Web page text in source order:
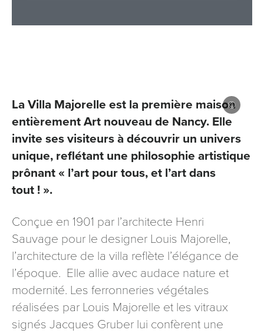
La Villa Majorelle est la première maison
entièrement Art nouveau de Nancy. Elle
invite ses visiteurs à découvrir un univers
unique, reflétant une philosophie artistique
prônant « l’art pour tous, et l’art dans
tout ! ».
Conçue en 1901 par l’architecte Henri
Sauvage pour le designer Louis Majorelle,
l’architecture de la villa reflète l’élégance de
l’époque. Elle allie avec audace nature et
modernité. Les ferronneries végétales
réalisées par Louis Majorelle et les vitraux
signés Jacques Gruber lui confèrent une
Les informations recueillies à partir de ce formulaire sont
nécessaires au traitement de votre demande (sauf
mention contraire). Vous disposez d’un droit d’accès, de
rectification et d’opposition aux données vous concernant,
que vous pouvez exercer en adressant une demande par
courriel à tourisme@departement54.fr ou par courrier
signé accompagné de la copie d’un titre d’identité à
cedex
reCAPTCHA